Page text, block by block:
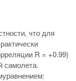
что для
R = +0.99)
самолета.